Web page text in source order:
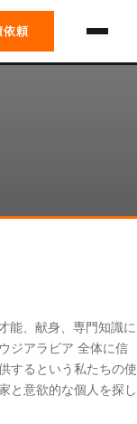
依頼
能、献身、専門知識に
ジアラビア 全体に信
するという私たちの使
と意欲的な個人を探し